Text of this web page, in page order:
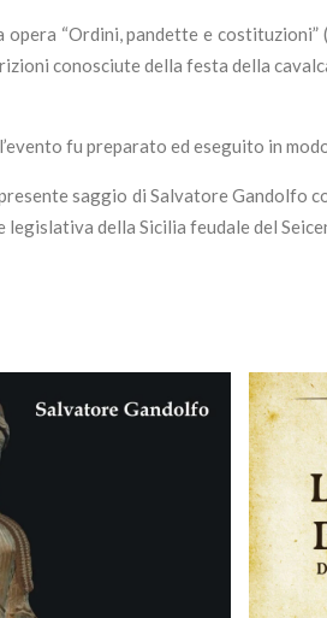
“Ordini, pandette e
conosciute della festa della
fu preparato ed eseguito in
saggio di Salvatore Gandolfo
della Sicilia feudale del